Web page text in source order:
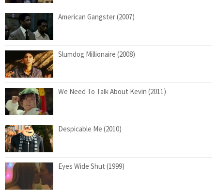
American Gangster (2007)
Slumdog Millionaire (2008)
We Need To Talk About Kevin (2011)
Despicable Me (2010)
Eyes Wide Shut (1999)